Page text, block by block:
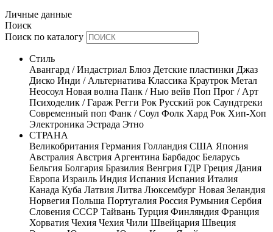
Личные данные
Поиск
Поиск по каталогу
Стиль
Авангард / Индастриал Блюз Детские пластинки Джаз
Диско Инди / Альтернатива Классика Краутрок Метал
Неосоул Новая волна Панк / Нью вейв Поп Прог / Арт
Психоделик / Гараж Регги Рок Русский рок Саундтреки
Современный поп Фанк / Соул Фолк Хард Рок Хип-Хоп
Электроника Эстрада Этно
СТРАНА
Великобритания Германия Голландия США Япония
Австралия Австрия Аргентина Барбадос Беларусь
Бельгия Болгария Бразилия Венгрия ГДР Греция Дания
Европа Израиль Индия Испания Испания Италия
Канада Куба Латвия Литва Люксембург Новая Зеландия
Норвегия Польша Португалия Россия Румыния Сербия
Словения СССР Тайвань Турция Финляндия Франция
Хорватия Чехия Чехия Чили Швейцария Швеция